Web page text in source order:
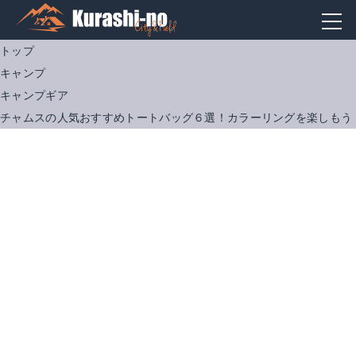
トップ
キャンプ
キャンプギア
チャムスの人気おすすめトートバッグ６選！カラーリングを楽しもう